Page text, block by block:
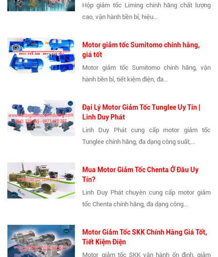
Hộp giảm tốc Liming chính hãng chất lượng
cao, vận hành bền bỉ, hiệu...
Motor giảm tốc Sumitomo chính hãng,
giá tốt
Motor giảm tốc Sumitomo chính hãng, vận
hành bền bỉ, tiết kiệm điện, đa...
Đại Lý Motor Giảm Tốc Tunglee Uy Tín |
Linh Duy Phát
Linh Duy Phát cung cấp motor giảm tốc
Tunglee chính hãng, đa dạng công suất,...
Mua Motor Giảm Tốc Chenta Ở Đâu Uy
Tín?
Linh Duy Phát chuyên cung cấp motor giảm
tốc Chenta chính hãng, đa dạng công...
Motor Giảm Tốc SKK Chính Hãng Giá Tốt,
Tiết Kiệm Điện
Motor giảm tốc SKK vận hành ổn định, giảm